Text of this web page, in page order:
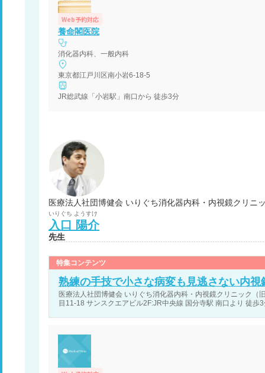
Web予約対応
養命閣医院
消化器内科、一般内科
東京都江戸川区南小岩6-18-5
JR総武線「小岩駅」南口から 徒歩3分
医療法人社団博健会 いりぐち消化器内科・内視鏡クリニ
いりぐち ようすけ
入口 陽介
先生
特集コンテンツ
熟練の手技で小さな病変も見逃さない内視
医療法人社団博健会 いりぐち消化器内科・内視鏡クリニック（
目11-18 サンスクエアビル2F:JR中央線 国分寺駅 南口より 徒歩